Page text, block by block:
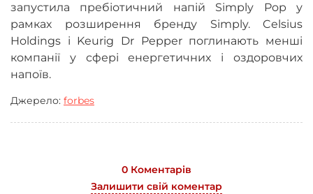
запустила пребіотичний напій Simply Pop у
рамках розширення бренду Simply. Celsius
Holdings і Keurig Dr Pepper поглинають менші
компанії у сфері енергетичних і оздоровчих
напоїв.
Джерело: forbes
0 Коментарів
Залишити свій коментар